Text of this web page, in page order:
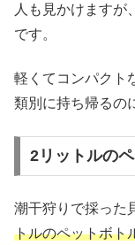
人も見かけますが
です。
軽くてコンパクト
類別に持ち帰るの
2リットルの
潮干狩りで採った
トルのペットボト